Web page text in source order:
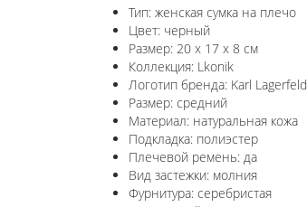
Тип: женская сумка на плечо
Цвет: черный
Размер: 20 х 17 х 8 см
Коллекция: Lkonik
Логотип бренда: Karl Lagerfeld
Размер: средний
Материал: натуральная кожа
Подкладка: полиэстер
Плечевой ремень: да
Вид застежки: молния
Фурнитура: серебристая